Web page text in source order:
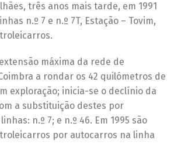
três anos mais tarde, em 1991
n.º 7 e n.º 7T, Estação – Tovim,
máxima da rede de
a rondar os 42 quilómetros de
exploração; inicia-se o declínio da
a substituição destes por
n.º 7; e n.º 46. Em 1995 são
por autocarros na linha